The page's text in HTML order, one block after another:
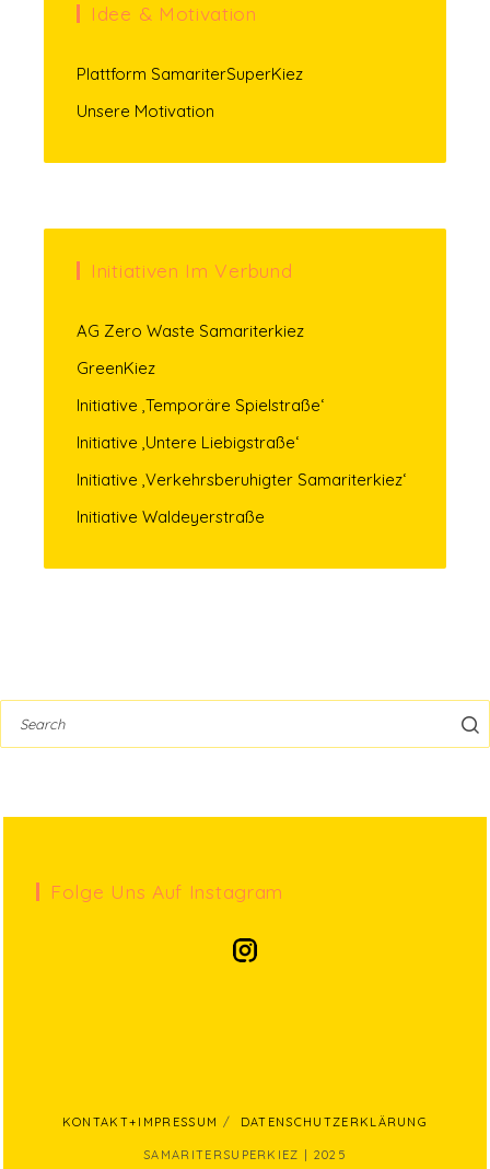
Idee & Motivation
Plattform SamariterSuperKiez
Unsere Motivation
Initiativen Im Verbund
AG Zero Waste Samariterkiez
GreenKiez
Initiative ‚Temporäre Spielstraße‘
Initiative ‚Untere Liebigstraße‘
Initiative ‚Verkehrsberuhigter Samariterkiez‘
Initiative Waldeyerstraße
Folge Uns Auf Instagram
KONTAKT+IMPRESSUM DATENSCHUTZERKLÄRUNG
SAMARITERSUPERKIEZ | 2025